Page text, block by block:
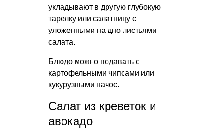
укладывают в другую глубокую
тарелку или салатницу с
уложенными на дно листьями
салата.
Блюдо можно подавать с
картофельными чипсами или
кукурузными начос.
Салат из креветок и
авокадо